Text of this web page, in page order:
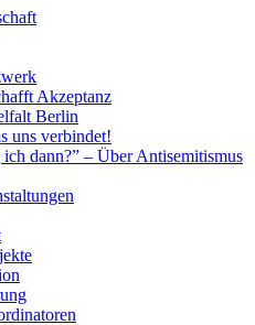
Akzeptanz
Berlin
uns verbindet!
ich dann?” – Über Antisemitismus